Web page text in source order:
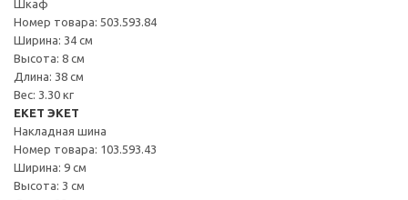
Шкаф
Номер товара: 503.593.84
Ширина: 34 см
Высота: 8 см
Длина: 38 см
Вес: 3.30 кг
EKET ЭКЕТ
Накладная шина
Номер товара: 103.593.43
Ширина: 9 см
Высота: 3 см